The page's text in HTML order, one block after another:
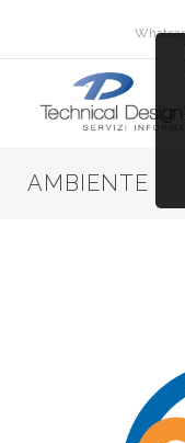
AMBIENTE